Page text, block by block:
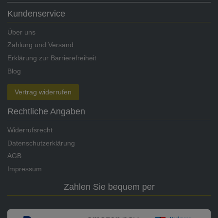
Kundenservice
Über uns
Zahlung und Versand
Erklärung zur Barrierefreiheit
Blog
Vertrag widerrufen
Rechtliche Angaben
Widerrufsrecht
Datenschutzerklärung
AGB
Impressum
Zahlen Sie bequem per